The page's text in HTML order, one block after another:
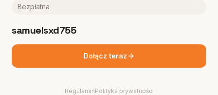
Bezpłatna
samuelsxd755
Dołącz teraz
RegulaminPolityka prywatności